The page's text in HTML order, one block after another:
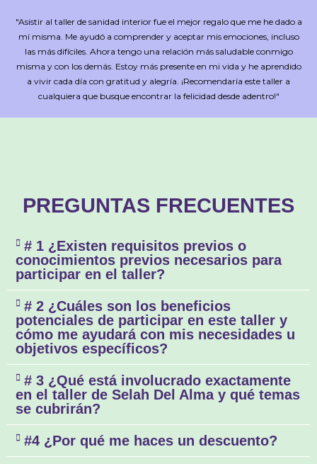
"Asistir al taller de sanidad interior fue el mejor regalo que me he dado a
mí misma. Me ayudó a comprender y aceptar mis emociones, incluso
las más difíciles. Ahora tengo una relación más saludable conmigo
misma y con los demás. Estoy más presente en mi vida y he aprendido
a vivir cada día con gratitud y alegría. ¡Recomendaría este taller a
cualquiera que busque encontrar la felicidad desde adentro!"
PREGUNTAS FRECUENTES
# 1 ¿Existen requisitos previos o
conocimientos previos necesarios para
participar en el taller?
# 2 ¿Cuáles son los beneficios
potenciales de participar en este taller y
cómo me ayudará con mis necesidades u
objetivos específicos?
# 3 ¿Qué está involucrado exactamente
en el taller de Selah Del Alma y qué temas
se cubrirán?
#4 ¿Por qué me haces un descuento?